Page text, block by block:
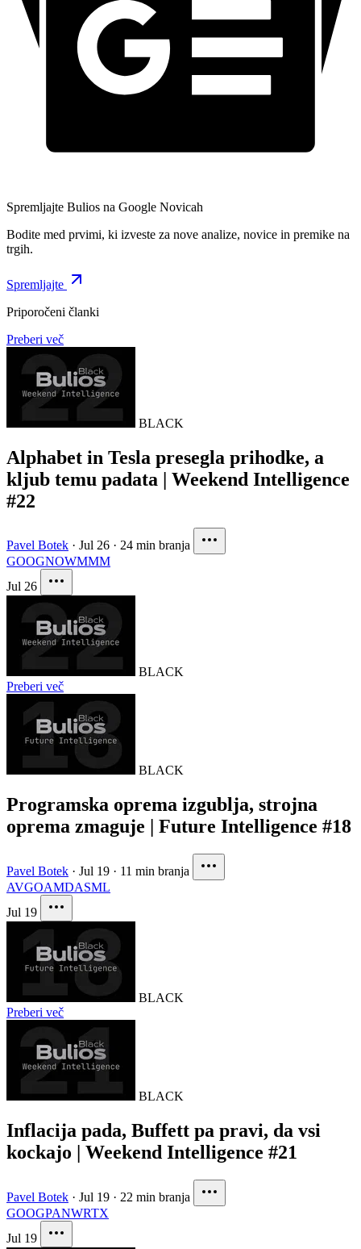
Spremljajte Bulios na Google Novicah
Bodite med prvimi, ki izveste za nove analize, novice in premike na
trgih.
Spremljajte
Priporočeni članki
Preberi več
BLACK
Alphabet in Tesla presegla prihodke, a
kljub temu padata | Weekend Intelligence
#22
Pavel Botek · Jul 26 · 24 min branja
GOOGNOWMMM
Jul 26
BLACK
Preberi več
BLACK
Programska oprema izgublja, strojna
oprema zmaguje | Future Intelligence #18
Pavel Botek · Jul 19 · 11 min branja
AVGOAMDASML
Jul 19
BLACK
Preberi več
BLACK
Inflacija pada, Buffett pa pravi, da vsi
kockajo | Weekend Intelligence #21
Pavel Botek · Jul 19 · 22 min branja
GOOGPANWRTX
Jul 19